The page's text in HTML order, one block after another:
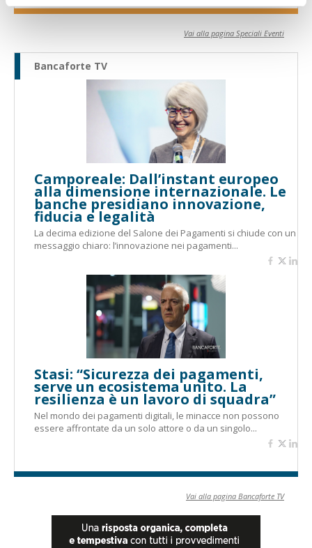
Vai alla pagina Speciali Eventi
Bancaforte TV
Camporeale: Dall’instant europeo
alla dimensione internazionale. Le
banche presidiano innovazione,
fiducia e legalità
La decima edizione del Salone dei Pagamenti si chiude con un
messaggio chiaro: l’innovazione nei pagamenti...
Stasi: “Sicurezza dei pagamenti,
serve un ecosistema unito. La
resilienza è un lavoro di squadra”
Nel mondo dei pagamenti digitali, le minacce non possono
essere affrontate da un solo attore o da un singolo...
Vai alla pagina Bancaforte TV